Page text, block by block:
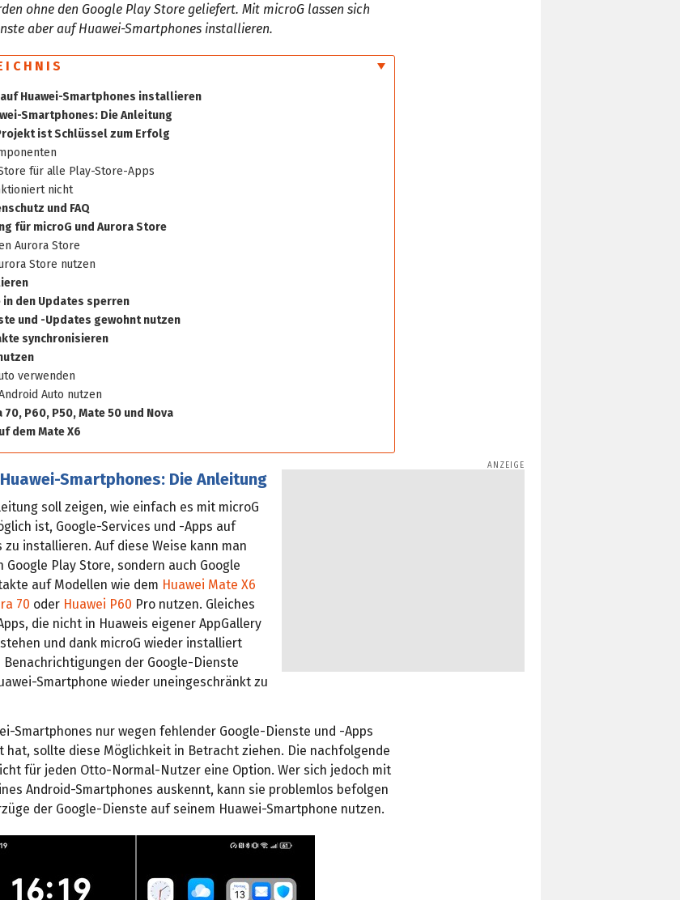
ohne den Google Play Store geliefert. Mit microG lassen sich
aber auf Huawei-Smartphones installieren.
Huawei-Smartphones installieren
Smartphones: Die Anleitung
ist Schlüssel zum Erfolg
für alle Play-Store-Apps
nicht
und FAQ
für microG und Aurora Store
Aurora Store
Store nutzen
den Updates sperren
und -Updates gewohnt nutzen
synchronisieren
verwenden
Auto nutzen
P60, P50, Mate 50 und Nova
dem Mate X6
Smartphones: Die Anleitung
soll zeigen, wie einfach es mit microG
ist, Google-Services und -Apps auf
zu installieren. Auf diese Weise kann man
Play Store, sondern auch Google
auf Modellen wie dem Huawei Mate X6
70 oder Huawei P60 Pro nutzen. Gleiches
die nicht in Huaweis eigener AppGallery
und dank microG wieder installiert
Benachrichtigungen der Google-Dienste
Smartphone wieder uneingeschränkt zu
Smartphones nur wegen fehlender Google-Dienste und -Apps
hat, sollte diese Möglichkeit in Betracht ziehen. Die nachfolgende
für jeden Otto-Normal-Nutzer eine Option. Wer sich jedoch mit
Android-Smartphones auskennt, kann sie problemlos befolgen
der Google-Dienste auf seinem Huawei-Smartphone nutzen.